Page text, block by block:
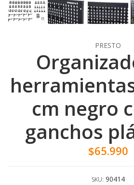
PRESTO
cm negro
ganchos
$65.990
SKU: 90414